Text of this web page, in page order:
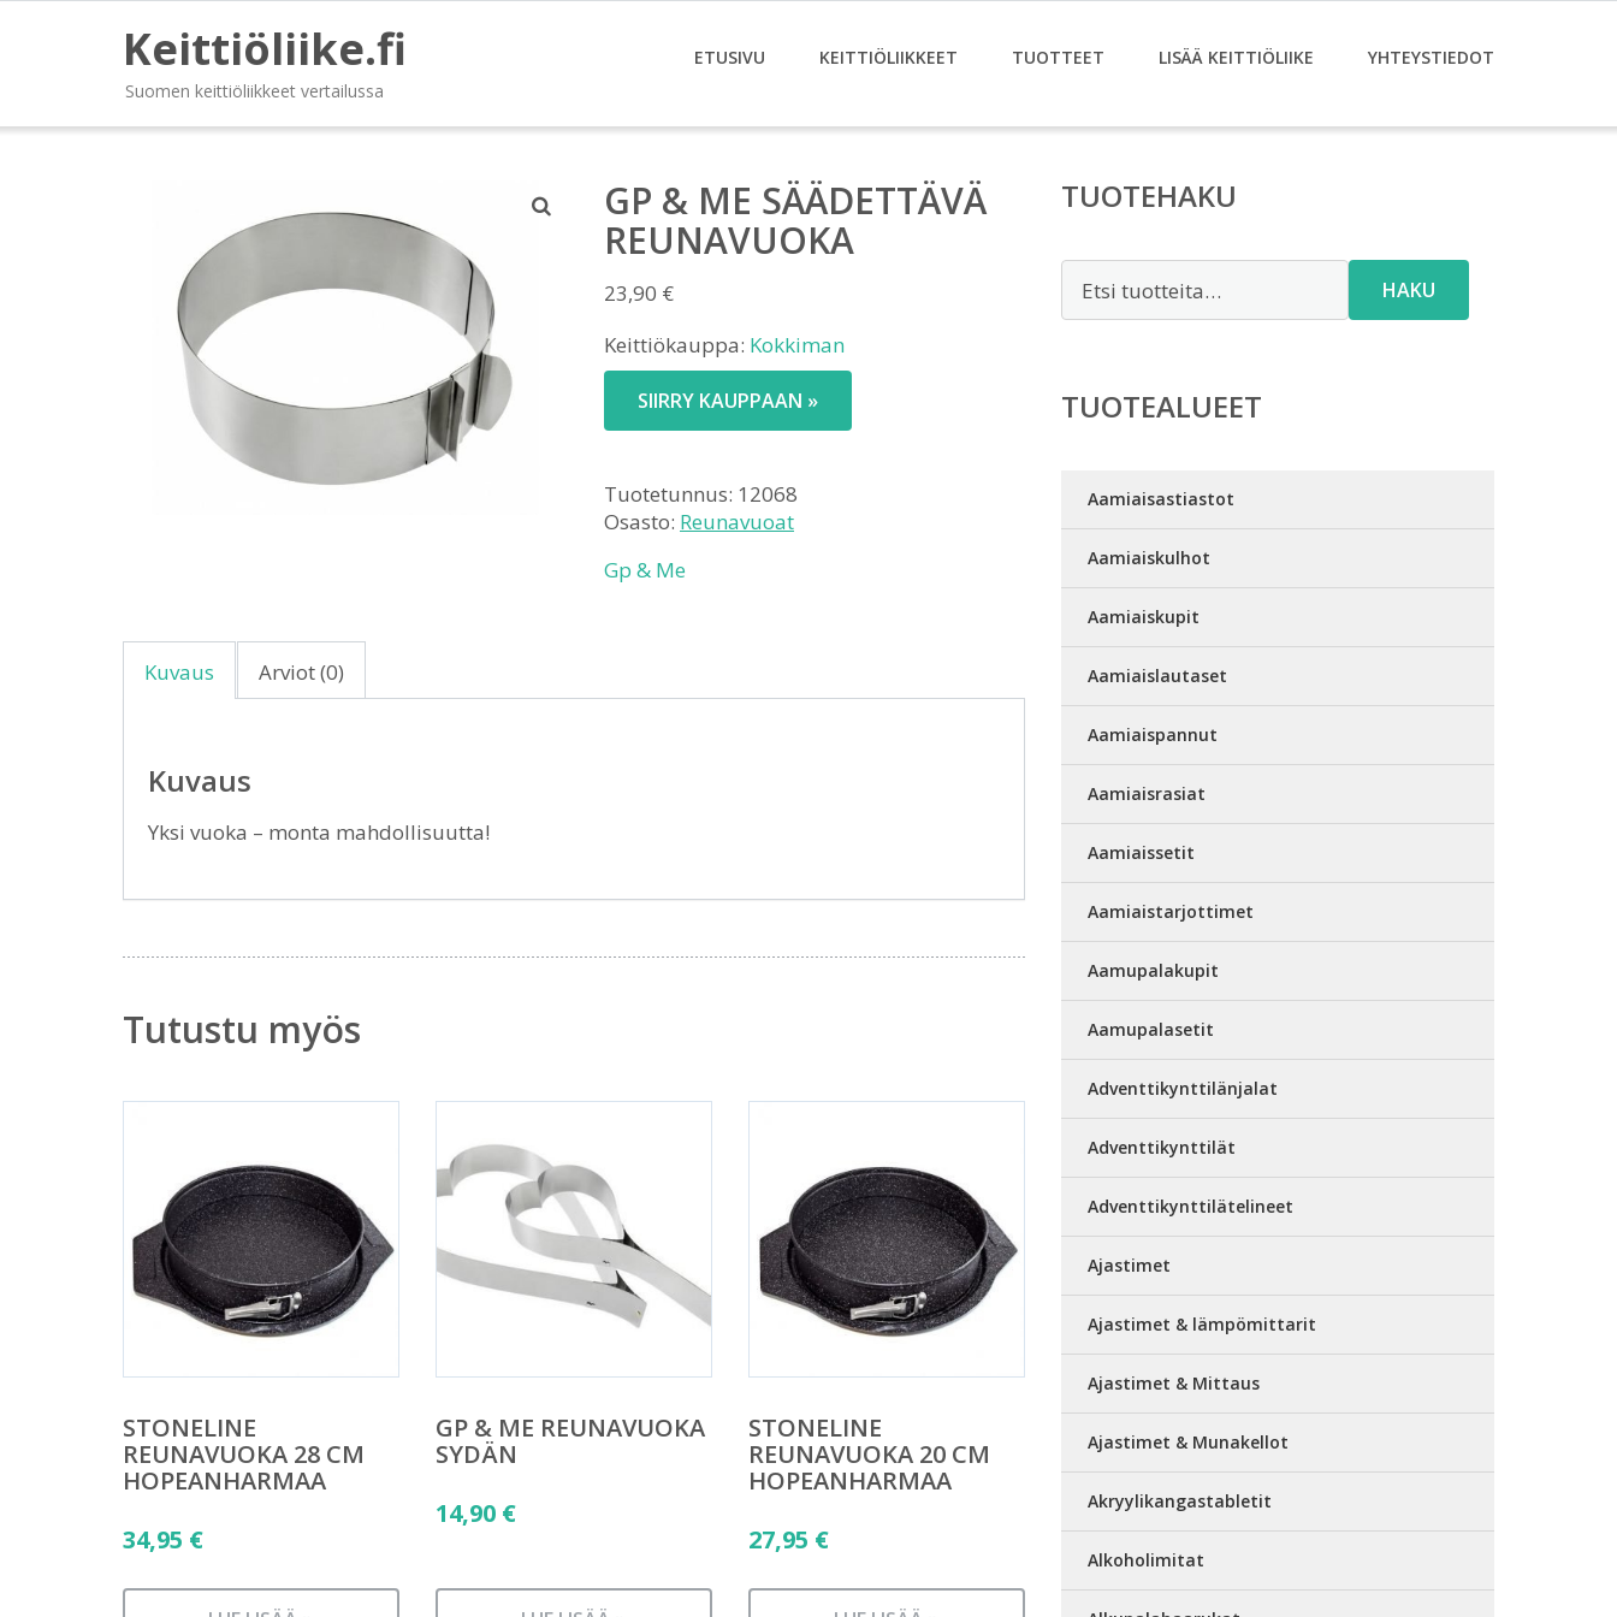
Keittiöliike.fi
Suomen keittiöliikkeet vertailussa
ETUSIVU KEITTIÖLIIKKEET TUOTTEET LISÄÄ KEITTIÖLIIKE YHTEYSTIEDOT
GP & ME SÄÄDETTÄVÄ
REUNAVUOKA
23,90 €
Keittiökauppa: Kokkiman
SIIRRY KAUPPAAN »
Tuotetunnus: 12068
Osasto: Reunavuoat
Gp & Me
Kuvaus Arviot (0)
Kuvaus
Yksi vuoka – monta mahdollisuutta!
Tutustu myös
STONELINE
REUNAVUOKA 28 CM
HOPEANHARMAA
34,95 €
GP & ME REUNAVUOKA
SYDÄN
14,90 €
STONELINE
REUNAVUOKA 20 CM
HOPEANHARMAA
27,95 €
TUOTEHAKU
HAKU
TUOTEALUEET
Aamiaisastiastot
Aamiaiskulhot
Aamiaiskupit
Aamiaislautaset
Aamiaispannut
Aamiaisrasiat
Aamiaissetit
Aamiaistarjottimet
Aamupalakupit
Aamupalasetit
Adventtikynttilänjalat
Adventtikynttilät
Adventtikynttilätelineet
Ajastimet
Ajastimet & lämpömittarit
Ajastimet & Mittaus
Ajastimet & Munakellot
Akryylikangastabletit
Alkoholimitat